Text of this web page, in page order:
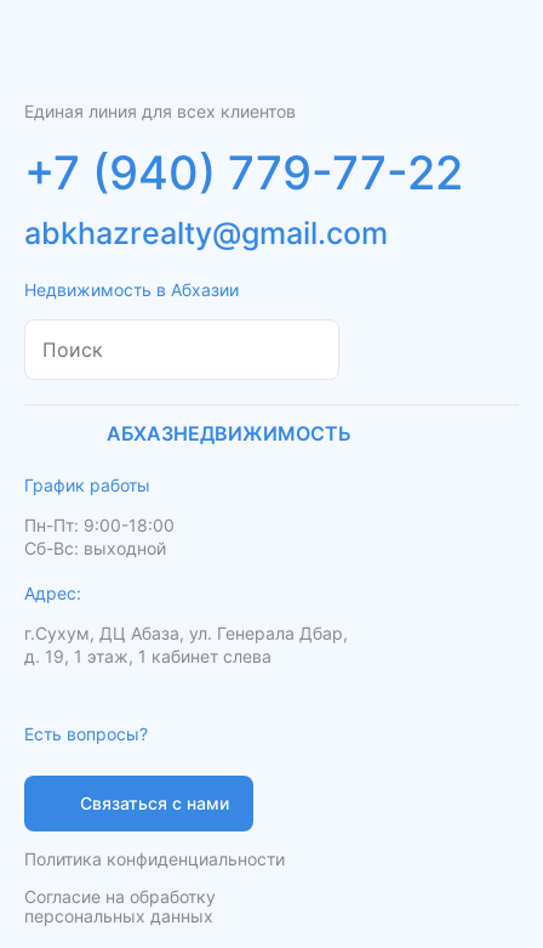
Единая линия для всех клиентов
+7 (940) 779-77-22
Недвижимость в Абхазии
abkhazrealty@gmail.com
АБХАЗНЕДВИЖИМОСТЬ
График работы
Пн-Пт: 9:00-18:00
Сб-Вс: выходной
Адрес:
г.Сухум, ДЦ Абаза, ул. Генерала Дбар,
д. 19, 1 этаж, 1 кабинет слева
Политика конфиденциальности
Согласие на обработку
персональных данных
Есть вопросы?
Связаться с нами